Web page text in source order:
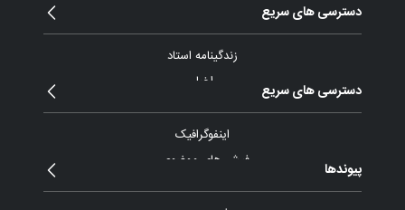
دسترسی های سریع
زندگینامه استاد
اخبار
بیانات
پیام ها و نامه ها
دسترسی های سریع
اینفوگرافیک
فیش های موضوعی
پیوندها